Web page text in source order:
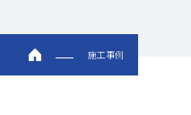
施工事例